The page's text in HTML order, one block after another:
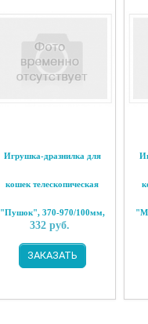
Игрушка-дразнилка для
кошек телескопическая
"Пушок", 370-970/100мм,
332 руб.
ЗАКАЗАТЬ